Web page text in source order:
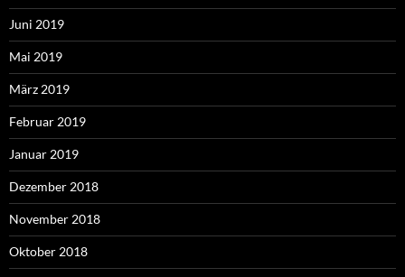
Juni 2019
Mai 2019
März 2019
Februar 2019
Januar 2019
Dezember 2018
November 2018
Oktober 2018